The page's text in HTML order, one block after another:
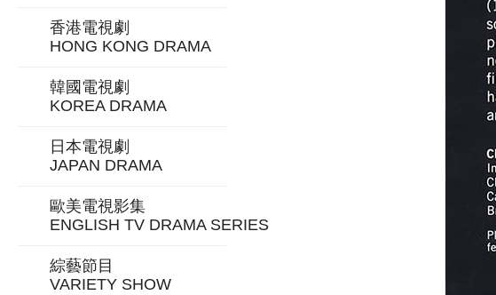
香港電視劇
HONG KONG DRAMA
韓國電視劇
KOREA DRAMA
日本電視劇
JAPAN DRAMA
歐美電視影集
ENGLISH TV DRAMA SERIES
綜藝節目
VARIETY SHOW